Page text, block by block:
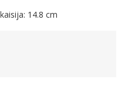
14.8 cm